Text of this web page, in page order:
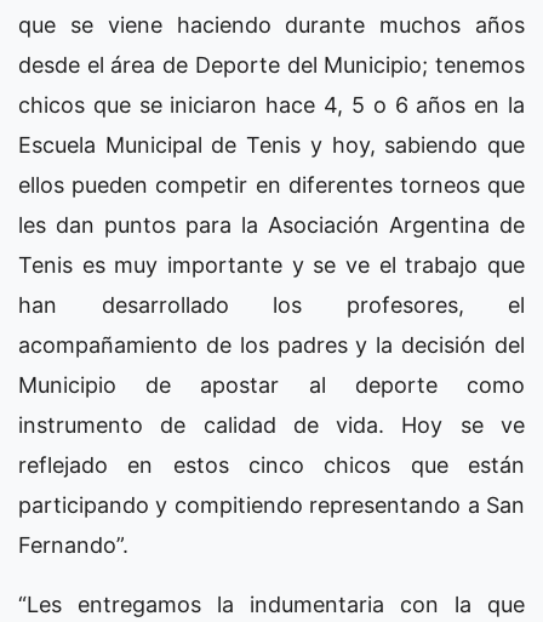
que se viene haciendo durante muchos años
desde el área de Deporte del Municipio; tenemos
chicos que se iniciaron hace 4, 5 o 6 años en la
Escuela Municipal de Tenis y hoy, sabiendo que
ellos pueden competir en diferentes torneos que
les dan puntos para la Asociación Argentina de
Tenis es muy importante y se ve el trabajo que
han desarrollado los profesores, el
acompañamiento de los padres y la decisión del
Municipio de apostar al deporte como
instrumento de calidad de vida. Hoy se ve
reflejado en estos cinco chicos que están
participando y compitiendo representando a San
Fernando”.
“Les entregamos la indumentaria con la que